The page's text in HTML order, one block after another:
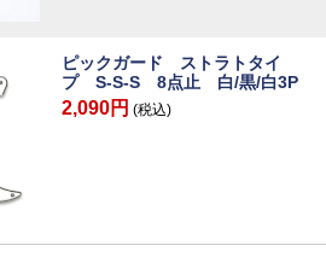
ピックガード ストラトタイ
プ S-S-S 8点止 白/黒/白3P
2,090円 (税込)